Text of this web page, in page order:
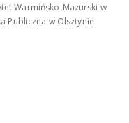
Warmińsko-Mazurski w
Publiczna w Olsztynie